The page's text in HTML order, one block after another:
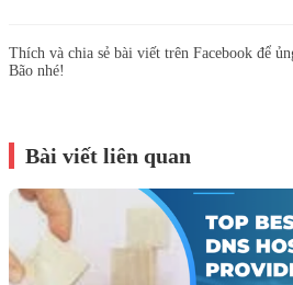
Thích và chia sẻ bài viết trên Facebook để
Bão nhé!
Bài viết liên quan